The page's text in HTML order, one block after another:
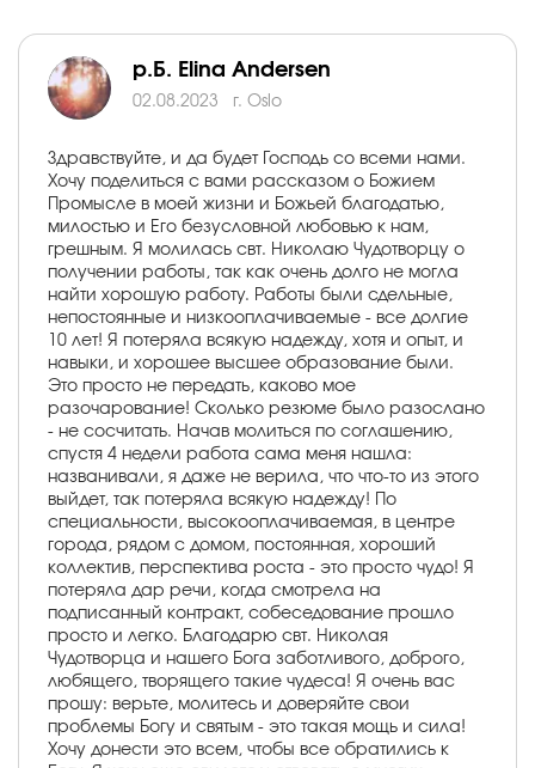
р.Б. Elina Andersen
02.08.2023 г. Oslo
Здравствуйте, и да будет Господь со всеми нами.
Хочу поделиться с вами рассказом о Божием
Промысле в моей жизни и Божьей благодатью,
милостью и Его безусловной любовью к нам,
грешным. Я молилась свт. Николаю Чудотворцу о
получении работы, так как очень долго не могла
найти хорошую работу. Работы были сдельные,
непостоянные и низкооплачиваемые - все долгие
10 лет! Я потеряла всякую надежду, хотя и опыт, и
навыки, и хорошее высшее образование были.
Это просто не передать, каково мое
разочарование! Сколько резюме было разослано
- не сосчитать. Начав молиться по соглашению,
спустя 4 недели работа сама меня нашла:
названивали, я даже не верила, что что-то из этого
выйдет, так потеряла всякую надежду! По
специальности, высокооплачиваемая, в центре
города, рядом с домом, постоянная, хороший
коллектив, перспектива роста - это просто чудо! Я
потеряла дар речи, когда смотрела на
подписанный контракт, собеседование прошло
просто и легко. Благодарю свт. Николая
Чудотворца и нашего Бога заботливого, доброго,
любящего, творящего такие чудеса! Я очень вас
прошу: верьте, молитесь и доверяйте свои
проблемы Богу и святым - это такая мощь и сила!
Хочу донести это всем, чтобы все обратились к